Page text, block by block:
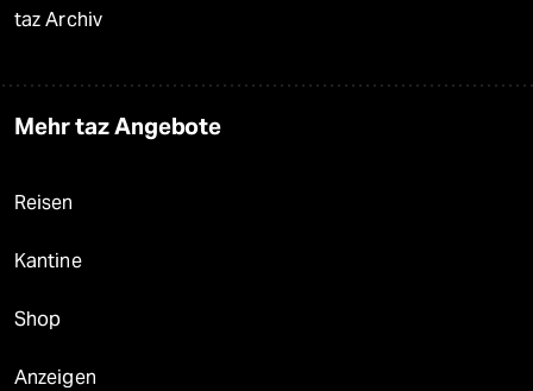
taz Archiv
Mehr taz Angebote
Reisen
Kantine
Shop
Anzeigen